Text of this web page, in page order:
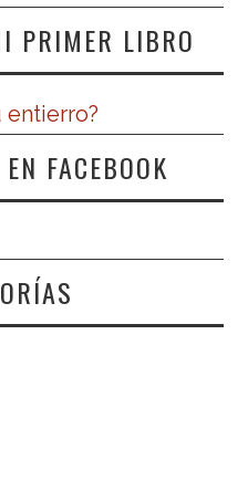
PRIMER LIBRO
FACEBOOK